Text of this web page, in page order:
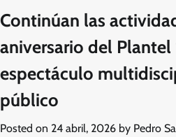
Continúan las
aniversario del Plantel
espectáculo
público
Posted on 24 abril, 2026 by Pedro